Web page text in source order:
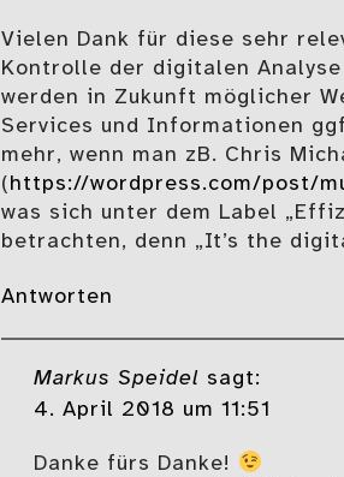
Vielen Dank für diese sehr
Kontrolle der digitalen
werden in Zukunft möglicher
Services und Informationen
mehr, wenn man zB. Chris
( https://wordpress.com/post/
was sich unter dem Label
betrachten, denn „It’s the
Antworten
Markus Speidel sagt:
4. April 2018 um 11:51
Danke fürs Danke!